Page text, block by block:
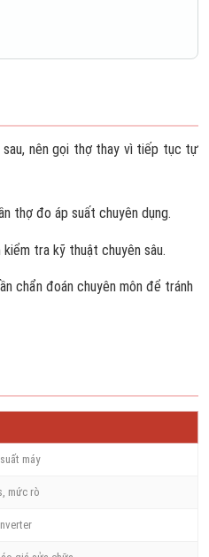
sau, nên gọi thợ thay vì tiếp tục tự
thợ đo áp suất chuyên dụng.
tra kỹ thuật chuyên sâu.
chẩn đoán chuyên môn để tránh
máy
mức rò